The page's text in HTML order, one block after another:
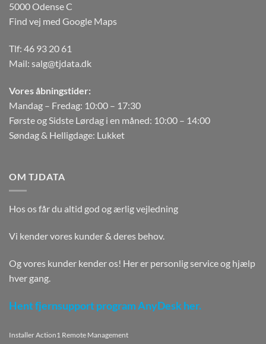
5000 Odense C
Find vej med Google Maps
Tlf: 46 93 20 61
Mail: salg@tjdata.dk
Vores åbningstider:
Mandag – Fredag: 10:00 – 17:30
Første og Sidste Lørdag i en måned: 10:00 – 14:00
Søndag & Helligdage: Lukket
OM TJDATA
Hos os får du altid god og ærlig vejledning
Vi kender vores kunder & deres behov.
Og vores kunder kender os! Her er personlig service og hjælp
hver gang.
Hent fjernsupport program AnyDesk her.
Installer Action1 Remote Management